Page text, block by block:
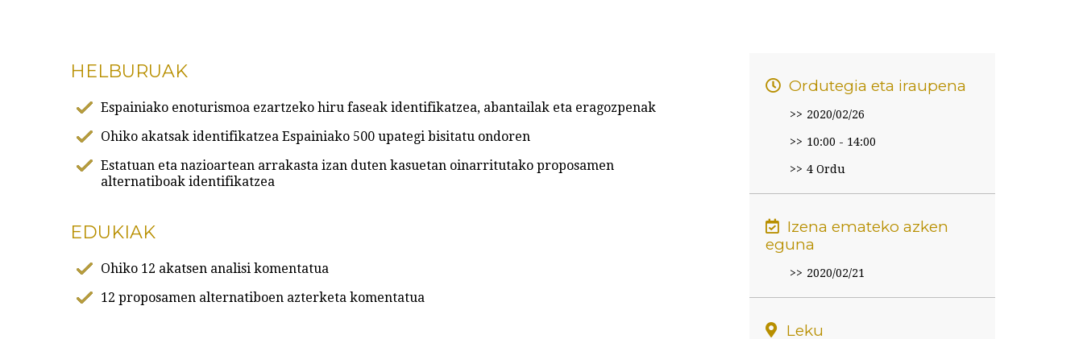
HELBURUAK
Espainiako enoturismoa ezartzeko hiru faseak identifikatzea, abantailak eta eragozpenak
Ohiko akatsak identifikatzea Espainiako 500 upategi bisitatu ondoren
Estatuan eta nazioartean arrakasta izan duten kasuetan oinarritutako proposamen
alternatiboak identifikatzea
EDUKIAK
Ohiko 12 akatsen analisi komentatua
12 proposamen alternatiboen azterketa komentatua
Ordutegia eta iraupena
2020/02/26
10:00 - 14:00
4 Ordu
Izena emateko azken
eguna
2020/02/21
Leku